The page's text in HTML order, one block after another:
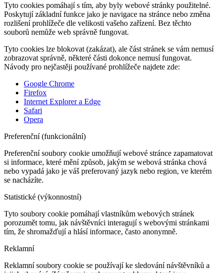
Tyto cookies pomáhají s tím, aby byly webové stránky použitelné.
Poskytují základní funkce jako je navigace na stránce nebo změna
rozlišení prohlížeče dle velikosti vašeho zařízení. Bez těchto
souborů nemůže web správně fungovat.
Tyto cookies lze blokovat (zakázat), ale část stránek se vám nemusí
zobrazovat správně, některé části dokonce nemusí fungovat.
Návody pro nejčastěji používané prohlížeče najdete zde:
Google Chrome
Firefox
Internet Explorer a Edge
Safari
Opera
Preferenční (funkcionální)
Preferenční soubory cookie umožňují webové stránce zapamatovat
si informace, které mění způsob, jakým se webová stránka chová
nebo vypadá jako je váš preferovaný jazyk nebo region, ve kterém
se nacházíte.
Statistické (výkonnostní)
Tyto soubory cookie pomáhají vlastníkům webových stránek
porozumět tomu, jak návštěvníci interagují s webovými stránkami
tím, že shromažďují a hlásí informace, často anonymně.
Reklamní
Reklamní soubory cookie se používají ke sledování návštěvníků a